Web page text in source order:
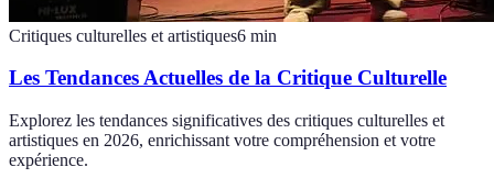
Critiques culturelles et artistiques6 min
Les Tendances Actuelles de la Critique Culturelle
Explorez les tendances significatives des critiques culturelles et
artistiques en 2026, enrichissant votre compréhension et votre
expérience.